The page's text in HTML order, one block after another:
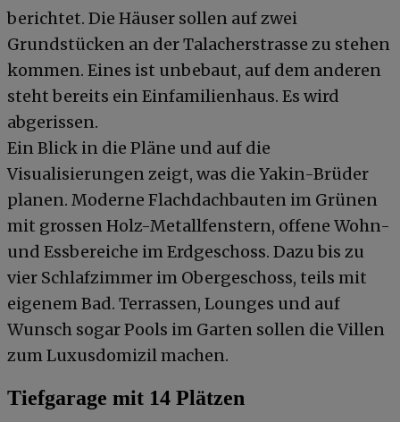
berichtet. Die Häuser sollen auf zwei
Grundstücken an der Talacherstrasse zu stehen
kommen. Eines ist unbebaut, auf dem anderen
steht bereits ein Einfamilienhaus. Es wird
abgerissen.
Ein Blick in die Pläne und auf die
Visualisierungen zeigt, was die Yakin-Brüder
planen. Moderne Flachdachbauten im Grünen
mit grossen Holz-Metallfenstern, offene Wohn-
und Essbereiche im Erdgeschoss. Dazu bis zu
vier Schlafzimmer im Obergeschoss, teils mit
eigenem Bad. Terrassen, Lounges und auf
Wunsch sogar Pools im Garten sollen die Villen
zum Luxusdomizil machen.
Tiefgarage mit 14 Plätzen